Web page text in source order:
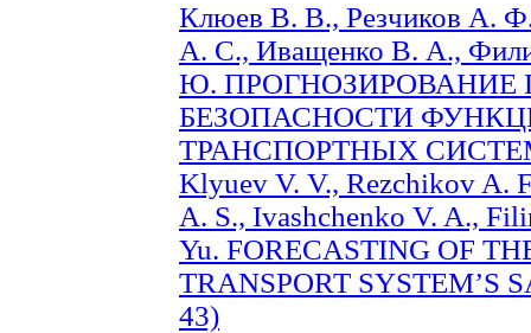
Клюев В. В., Резчиков А.
А. С., Иващенко В. А.,
Ю. ПРОГНОЗИРОВАНИЕ
БЕЗОПАСНОСТИ
ТРАНСПОРТНЫХ
Klyuev V. V., Rezchikov A.
A. S., Ivashchenko V. A.,
Yu. FORECASTING OF
TRANSPORT SYSTEM’S
43)